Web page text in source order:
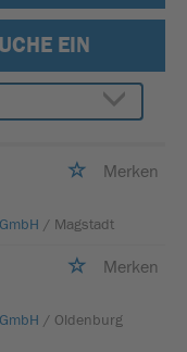
EIN
Merken
/ Magstadt
Merken
/ Oldenburg